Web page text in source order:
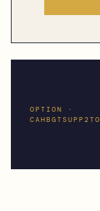
OPTION ·
CAHBGTSUPP2TO